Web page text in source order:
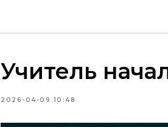
Учитель
2026-04-09 10:48